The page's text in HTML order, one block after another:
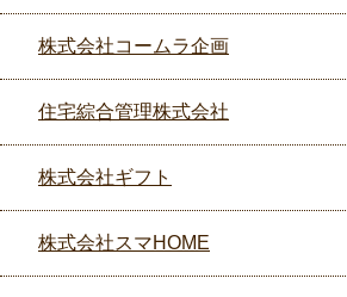
株式会社コームラ企画
住宅綜合管理株式会社
株式会社ギフト
株式会社スマHOME